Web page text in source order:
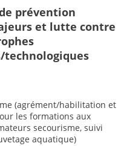
prévention
et lutte contre
(agrément/habilitation et
les formations aux
secourisme, suivi
aquatique)